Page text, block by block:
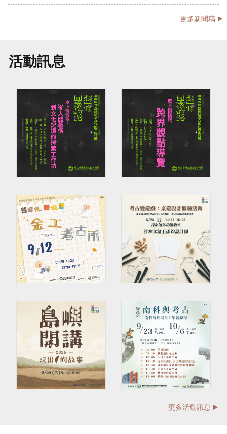
語系
更多新聞稿
活動訊息
更多活動訊息